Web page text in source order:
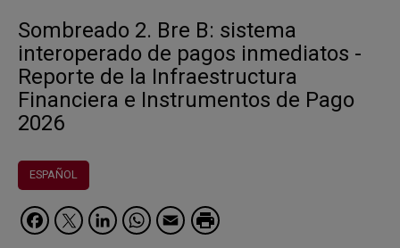
Sombreado 2. Bre B: sistema
interoperado de pagos inmediatos -
Reporte de la Infraestructura
Financiera e Instrumentos de Pago
2026
ESPAÑOL
Facebook
Twitter
LinkedIn
WhatsApp
Email